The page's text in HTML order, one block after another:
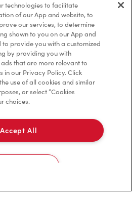
technologies to facilitate
of our App and website, to
our services, to determine
shown to you on our App and
to provide you with a customized
by providing you with
that are more relevant to
in our Privacy Policy. Click
use of all cookies and similar
or select “Cookies
choices.
Accept All